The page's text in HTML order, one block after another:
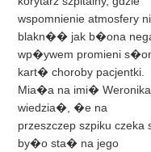
wspomnienie atmosfery
blakn�� jak b�ona
wp�ywem promieni
kart� choroby pacjentki.
Mia�a na imi�
wiedzia�, �e na
przeszczep szpiku
by�o sta� na jego